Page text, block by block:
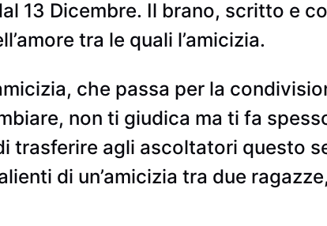
13 Dicembre. Il brano, scritto e
tra le quali l’amicizia.
che passa per la
non ti giudica ma ti fa
trasferire agli ascoltatori questo
di un’amicizia tra due